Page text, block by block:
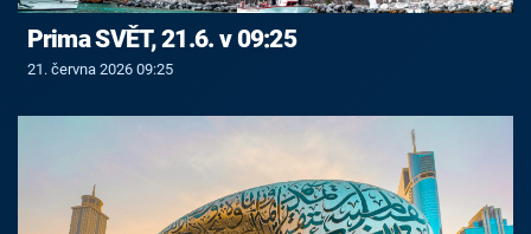
Prima SVĚT, 21.6. v 09:25
21. června 2026 09:25